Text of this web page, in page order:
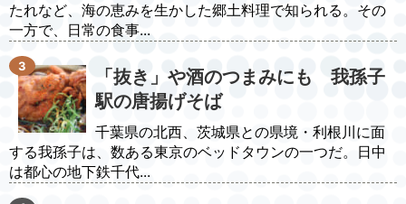
たれなど、海の恵みを生かした郷土料理で知られる。その
一方で、日常の食事...
「抜き」や酒のつまみにも 我孫子
駅の唐揚げそば
千葉県の北西、茨城県との県境・利根川に面
する我孫子は、数ある東京のベッドタウンの一つだ。日中
は都心の地下鉄千代...